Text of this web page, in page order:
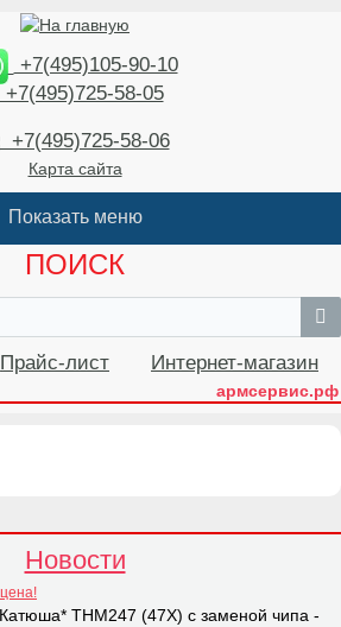
+7(495)105-90-10
58-05
+7(495)725-58-06
Карта сайта
ПОИСК
Прайс-лист Интернет-магазин
армсервис.рф
Новости
THM247 (47X) с заменой чипа -